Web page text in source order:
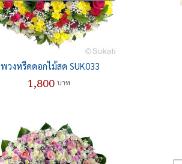
พวงหรีดดอกไม้สด SUK033
1,800บาท